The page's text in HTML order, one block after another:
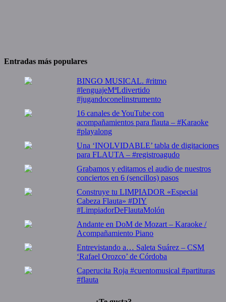
Entradas más populares
BINGO MUSICAL. #ritmo
#lenguajeMªLdivertido
#jugandoconelinstrumento
16 canales de YouTube con
acompañamientos para flauta – #Karaoke
#playalong
Una ‘INOLVIDABLE’ tabla de digitaciones
para FLAUTA – #registroagudo
Grabamos y editamos el audio de nuestros
conciertos en 6 (sencillos) pasos
Construye tu LIMPIADOR «Especial
Cabeza Flauta» #DIY
#LimpiadorDeFlautaMolón
Andante en DoM de Mozart – Karaoke /
Acompañamiento Piano
Entrevistando a… Saleta Suárez – CSM
‘Rafael Orozco’ de Córdoba
Caperucita Roja #cuentomusical #partituras
#flauta